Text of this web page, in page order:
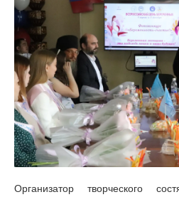
Организатор творческого